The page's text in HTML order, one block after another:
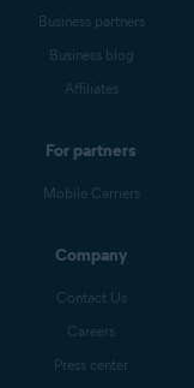
Business partners
Business blog
Affiliates
For partners
Mobile Carriers
Company
Contact Us
Careers
Press center